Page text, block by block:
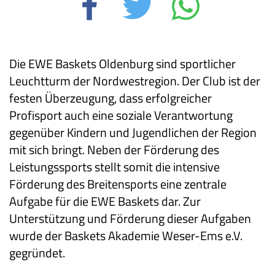
Die EWE Baskets Oldenburg sind sportlicher
Leuchtturm der Nordwestregion. Der Club ist der
festen Überzeugung, dass erfolgreicher
Profisport auch eine soziale Verantwortung
gegenüber Kindern und Jugendlichen der Region
mit sich bringt. Neben der Förderung des
Leistungssports stellt somit die intensive
Förderung des Breitensports eine zentrale
Aufgabe für die EWE Baskets dar. Zur
Unterstützung und Förderung dieser Aufgaben
wurde der Baskets Akademie Weser-Ems e.V.
gegründet.